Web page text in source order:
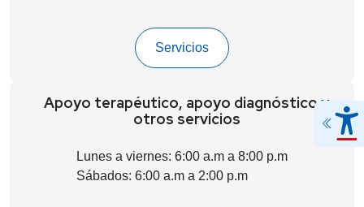
Servicios
Apoyo terapéutico, apoyo diagnóstico y
otros servicios
Lunes a viernes: 6:00 a.m a 8:00 p.m
Sábados: 6:00 a.m a 2:00 p.m